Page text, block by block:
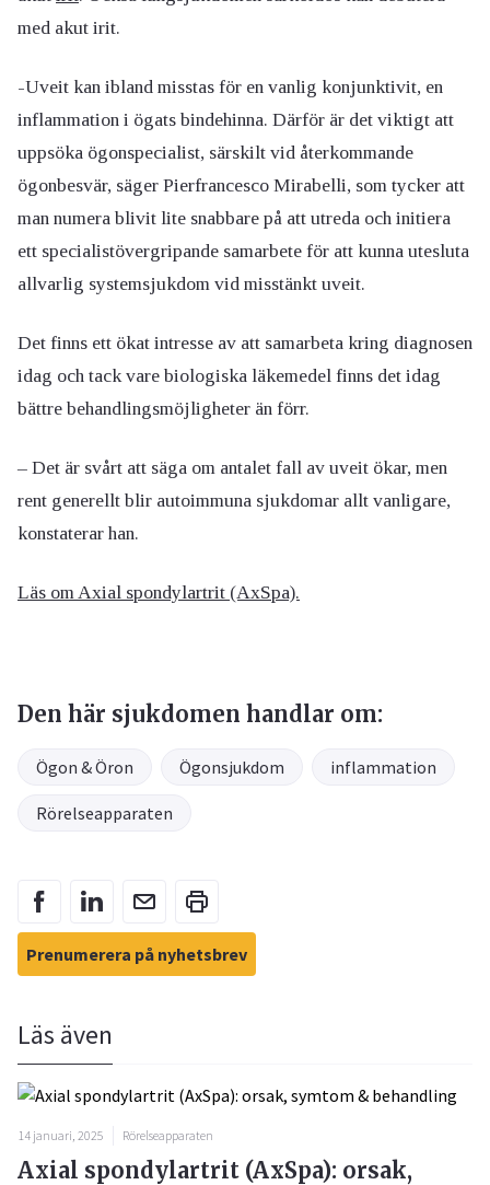
med akut irit.
-Uveit kan ibland misstas för en vanlig konjunktivit, en
inflammation i ögats bindehinna. Därför är det viktigt att
uppsöka ögonspecialist, särskilt vid återkommande
ögonbesvär, säger Pierfrancesco Mirabelli, som tycker att
man numera blivit lite snabbare på att utreda och initiera
ett specialistövergripande samarbete för att kunna utesluta
allvarlig systemsjukdom vid misstänkt uveit.
Det finns ett ökat intresse av att samarbeta kring diagnosen
idag och tack vare biologiska läkemedel finns det idag
bättre behandlingsmöjligheter än förr.
– Det är svårt att säga om antalet fall av uveit ökar, men
rent generellt blir autoimmuna sjukdomar allt vanligare,
konstaterar han.
Läs om Axial spondylartrit (AxSpa).
Den här sjukdomen handlar om:
Ögon & Öron Ögonsjukdom inflammation
Rörelseapparaten
Prenumerera på nyhetsbrev
Läs även
14 januari, 2025 Rörelseapparaten
Axial spondylartrit (AxSpa): orsak,